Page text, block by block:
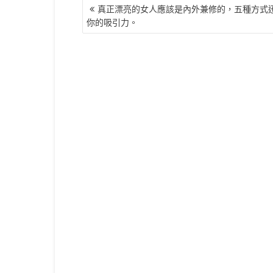
文
章
導
真正漂亮的女人應該是內外兼修的，五種方式
你的吸引力。